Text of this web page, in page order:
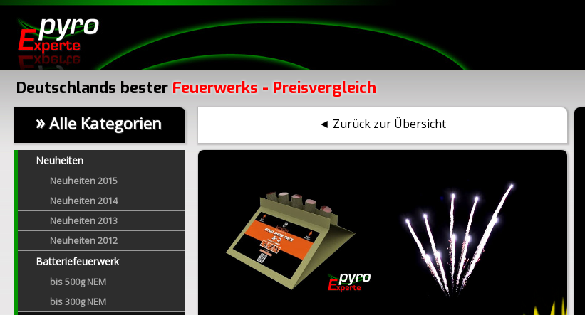
Deutschlands bester Feuerwerks - Preisvergleich
»Alle Kategorien
Neuheiten
Neuheiten 2015
Neuheiten 2014
Neuheiten 2013
Neuheiten 2012
Batteriefeuerwerk
bis 500g NEM
bis 300g NEM
◄ Zurück zur Übersicht